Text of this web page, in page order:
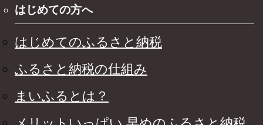
はじめての方へ
はじめてのふるさと納税
ふるさと納税の仕組み
まいふるとは？